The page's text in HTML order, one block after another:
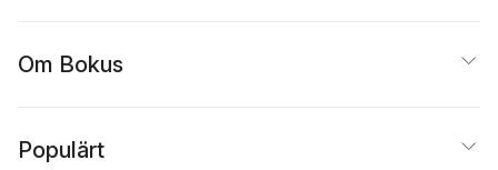
Om Bokus
Populärt